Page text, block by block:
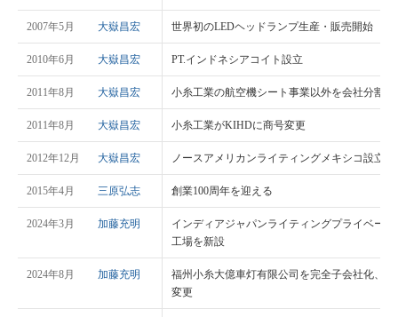
2007年5月 大嶽昌宏 世界初のLEDヘッドランプ生産・販売開始
2010年6月 大嶽昌宏 PT.インドネシアコイト設立
2011年8月 大嶽昌宏 小糸工業の航空機シート事業以外を会社分割
2011年8月 大嶽昌宏 小糸工業がKIHDに商号変更
2012年12月 大嶽昌宏 ノースアメリカンライティングメキシコ設立
2015年4月 三原弘志 創業100周年を迎える
2024年3月 加藤充明
インディアジャパンライティングプライベー
工場を新設
2024年8月 加藤充明
福州小糸大億車灯有限公司を完全子会社化、
変更